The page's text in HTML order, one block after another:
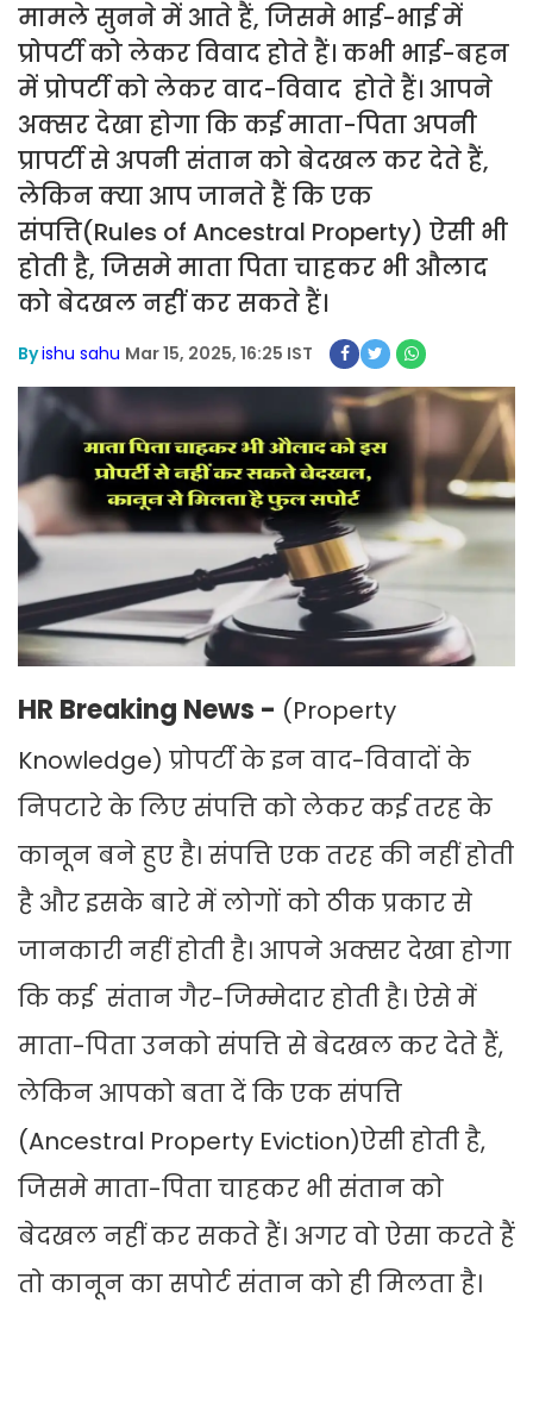
मामले सुनने में आते हैं, जिसमे भाई-भाई में
प्रोपर्टी को लेकर विवाद होते हैं। कभी भाई-बहन
में प्रोपर्टी को लेकर वाद-विवाद होते हैं। आपने
अक्सर देखा होगा कि कई माता-पिता अपनी
प्रापर्टी से अपनी संतान को बेदखल कर देते हैं,
लेकिन क्या आप जानते हैं कि एक
संपत्ति(Rules of Ancestral Property) ऐसी भी
होती है, जिसमे माता पिता चाहकर भी औलाद
को बेदखल नहीं कर सकते हैं।
Byishu sahu Mar 15, 2025, 16:25 IST
HR Breaking News - (Property
Knowledge) प्रोपर्टी के इन वाद-विवादों के
निपटारे के लिए संपत्ति को लेकर कई तरह के
कानून बने हुए है। संपत्ति एक तरह की नहीं होती
है और इसके बारे में लोगों को ठीक प्रकार से
जानकारी नहीं होती है। आपने अक्सर देखा होगा
कि कई संतान गैर-जिम्मेदार होती है। ऐसे में
माता-पिता उनको संपत्ति से बेदखल कर देते हैं,
लेकिन आपको बता दें कि एक संपत्ति
(Ancestral Property Eviction)ऐसी होती है,
जिसमे माता-पिता चाहकर भी संतान को
बेदखल नहीं कर सकते हैं। अगर वो ऐसा करते हैं
तो कानून का सपोर्ट संतान को ही मिलता है।